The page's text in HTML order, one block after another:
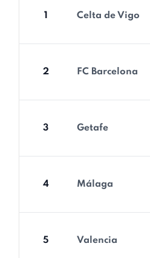
1 Celta de Vigo
2 FC Barcelona
3 Getafe
4 Málaga
5 Valencia